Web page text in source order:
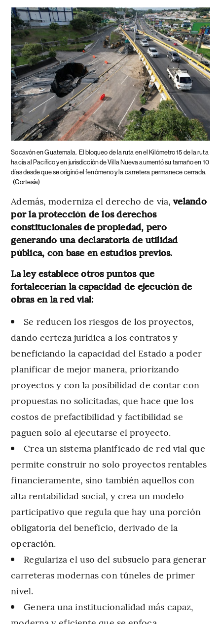
Socavón en Guatemala. El bloqueo de la ruta en el Kilómetro 15 de la ruta
hacia al Pacífico y en jurisdicción de Villa Nueva aumentó su tamaño en 10
días desde que se originó el fenómeno y la carretera permanece cerrada.
(Cortesía)
Además, moderniza el derecho de vía,velando
por la protección de los derechos
constitucionales de propiedad, pero
generando una declaratoria de utilidad
pública, con base en estudios previos.
La ley establece otros puntos que
fortalecerían la capacidad de ejecución de
obras en la red vial:
Se reducen los riesgos de los proyectos,
dando certeza jurídica a los contratos y
beneficiando la capacidad del Estado a poder
planificar de mejor manera, priorizando
proyectos y con la posibilidad de contar con
propuestas no solicitadas, que hace que los
costos de prefactibilidad y factibilidad se
paguen solo al ejecutarse el proyecto.
Crea un sistema planificado de red vial que
permite construir no solo proyectos rentables
financieramente, sino también aquellos con
alta rentabilidad social, y crea un modelo
participativo que regula que hay una porción
obligatoria del beneficio, derivado de la
operación.
Regulariza el uso del subsuelo para generar
carreteras modernas con túneles de primer
nivel.
Genera una institucionalidad más capaz,